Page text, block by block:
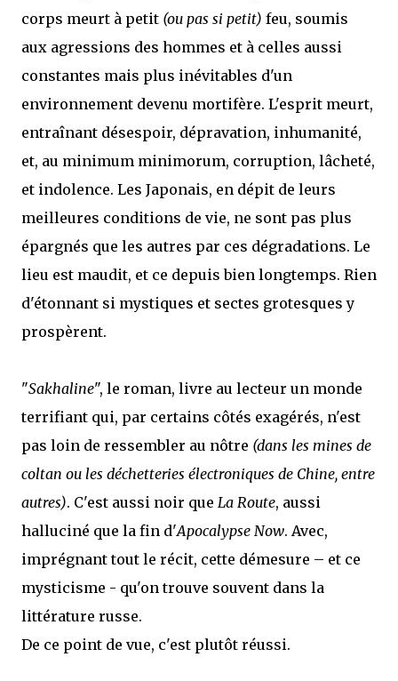
corps meurt à petit (ou pas si petit) feu, soumis
aux agressions des hommes et à celles aussi
constantes mais plus inévitables d'un
environnement devenu mortifère. L'esprit meurt,
entraînant désespoir, dépravation, inhumanité,
et, au minimum minimorum, corruption, lâcheté,
et indolence. Les Japonais, en dépit de leurs
meilleures conditions de vie, ne sont pas plus
épargnés que les autres par ces dégradations. Le
lieu est maudit, et ce depuis bien longtemps. Rien
d'étonnant si mystiques et sectes grotesques y
prospèrent.
"Sakhaline", le roman, livre au lecteur un monde
terrifiant qui, par certains côtés exagérés, n'est
pas loin de ressembler au nôtre (dans les mines de
coltan ou les déchetteries électroniques de Chine, entre
autres). C'est aussi noir que La Route, aussi
halluciné que la fin d'Apocalypse Now. Avec,
imprégnant tout le récit, cette démesure – et ce
mysticisme - qu'on trouve souvent dans la
littérature russe.
De ce point de vue, c'est plutôt réussi.